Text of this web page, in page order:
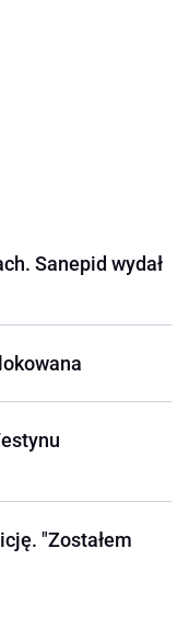
Sanepid wydał
"Zostałem